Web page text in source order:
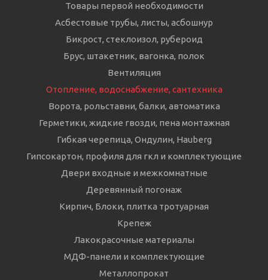
Товары первой необходимости
Асбестовые трубы, листы, асбошнур
Бикрост, стеклоизол, рубероид
Брус, штакетник, вагонка, полок
Вентиляция
Отопление, водоснабжение, сантехника
Ворота, рольставни, балки, автоматика
Герметики, жидкие гвозди, пена монтажная
Гибкая черепица, Ондулин, Hauberg
Гипсокартон, профиля для гкл и комплектующие
Двери входные и межкомнатные
Деревянный погонаж
Кирпич, Блоки, плитка тротуарная
Крепеж
Лакокрасочные материалы
МДФ-панели и комплектующие
Металлопрокат